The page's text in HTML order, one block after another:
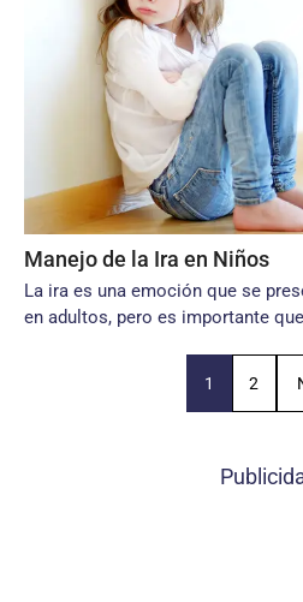
Manejo de la Ira en Niños
La ira es una emoción que se
en adultos, pero es importante
1 2